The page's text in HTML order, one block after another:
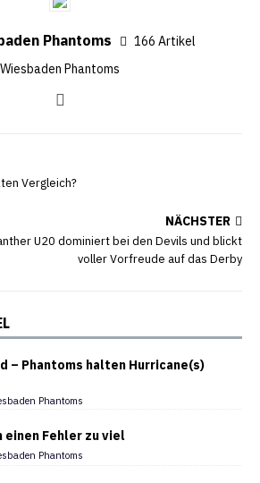
Phantoms
166 Artikel
Wiesbaden Phantoms
Vergleich?
NÄCHSTER
U20 dominiert bei den Devils und blickt
voller Vorfreude auf das Derby
– Phantoms halten Hurricane(s)
Phantoms
einen Fehler zu viel
Phantoms